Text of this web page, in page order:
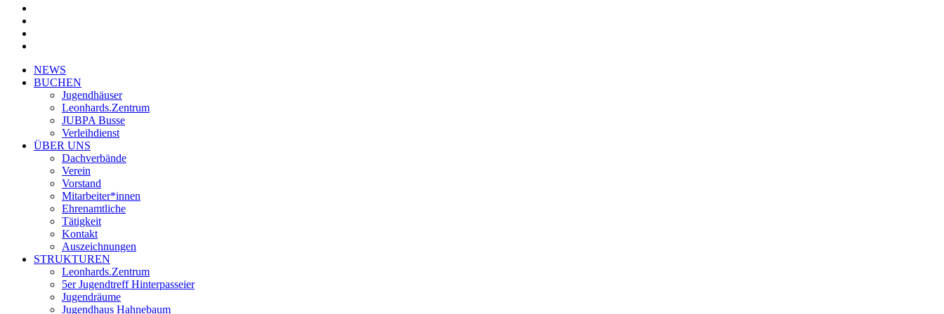
Close
Menu
NEWS
BUCHEN
Jugendhäuser
Leonhards.Zentrum
JUBPA Busse
Verleihdienst
ÜBER UNS
Dachverbände
Verein
Vorstand
Mitarbeiter*innen
Ehrenamtliche
Tätigkeit
Kontakt
Auszeichnungen
STRUKTUREN
Leonhards.Zentrum
5er Jugendtreff Hinterpasseier
Jugendräume
Jugendhaus Hahnebaum